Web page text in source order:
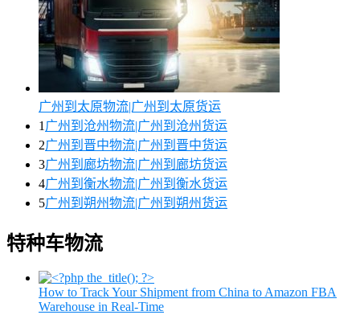
广州到太原物流|广州到太原货运
1 广州到沧州物流|广州到沧州货运
2广州到晋中物流|广州到晋中货运
3广州到廊坊物流|广州到廊坊货运
4广州到衡水物流|广州到衡水货运
5广州到朔州物流|广州到朔州货运
特种车物流
How to Track Your Shipment from China to Amazon FBA
Warehouse in Real-Time